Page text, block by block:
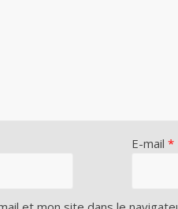
E-mail *